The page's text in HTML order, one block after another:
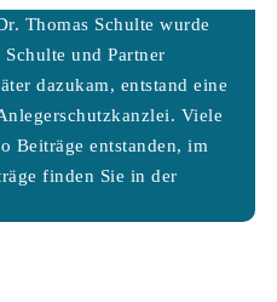
Thomas Schulte wurde
und Partner
dazukam, entstand eine
Viele
Beiträge entstanden, im
finden Sie in der